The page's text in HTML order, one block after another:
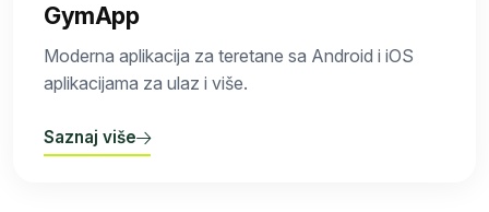
GymApp
Moderna aplikacija za teretane sa Android i iOS
aplikacijama za ulaz i više.
Saznaj više